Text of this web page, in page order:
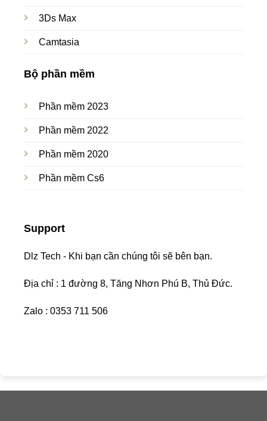
3Ds Max
Camtasia
Bộ phần mềm
Phần mềm 2023
Phần mềm 2022
Phần mềm 2020
Phần mềm Cs6
Support
Dlz Tech - Khi bạn cần chúng tôi sẽ bên bạn.
Địa chỉ : 1 đường 8, Tăng Nhơn Phú B, Thủ Đức.
Zalo : 0353 711 506